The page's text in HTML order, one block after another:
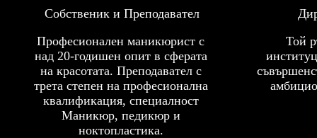
Собственик и Преподавател
Професионален маникюрист с
над 20-годишен опит в сферата
на красотата. Преподавател с
трета степен на професионална
квалификация, специалност
Маникюр, педикюр и
ноктопластика.
Той